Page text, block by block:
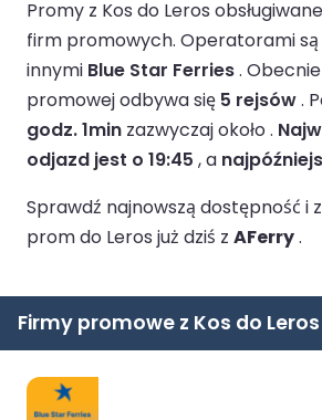
Promy z Kos do Leros
firm promowych. Operatorami są
innymi Blue Star Ferries.
promowej odbywa się 5 rejsów.
godz. 1min zazwyczaj około .
odjazd jest o 19:45 , a
Sprawdź najnowszą dostępność i
prom do Leros już dziś z AFerry.
Firmy promowe z Kos do Leros